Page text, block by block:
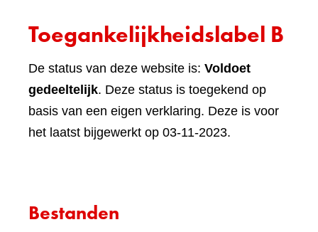
andere
Toegankelijkheidslabel B
De status van deze website is: Voldoet
gedeeltelijk. Deze status is toegekend op
basis van een eigen verklaring. Deze is voor
het laatst bijgewerkt op 03-11-2023.
Bestanden